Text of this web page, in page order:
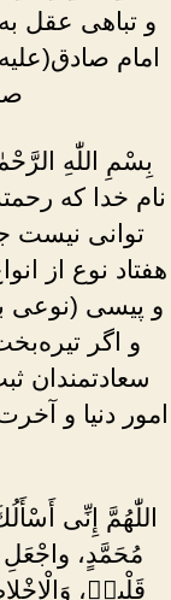
و تباهی عقل
امام
بِسْمِ اللّٰهِ
نام خدا که
توانى نیست
هفتاد نوع از
و پیسی (نوعی
و اگر
سعادتمندان
امور دنیا و
اللّٰهُمَّ إِنِّى
مُحَمَّدٍ، واجْعَلِ
قَلْبىٖ،